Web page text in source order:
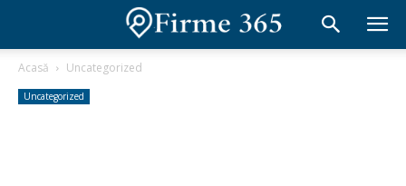
Acasă Uncategorized
Uncategorized